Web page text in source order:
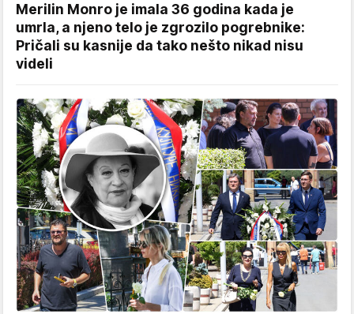
Merilin Monro je imala 36 godina kada je
umrla, a njeno telo je zgrozilo pogrebnike:
Pričali su kasnije da tako nešto nikad nisu
videli